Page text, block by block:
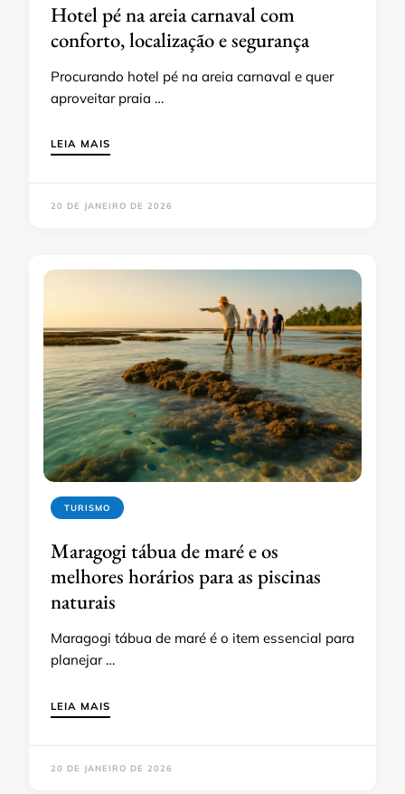
Hotel pé na areia carnaval com
conforto, localização e segurança
Procurando hotel pé na areia carnaval e quer
aproveitar praia …
LEIA MAIS
20 DE JANEIRO DE 2026
TURISMO
Maragogi tábua de maré e os
melhores horários para as piscinas
naturais
Maragogi tábua de maré é o item essencial para
planejar …
LEIA MAIS
20 DE JANEIRO DE 2026